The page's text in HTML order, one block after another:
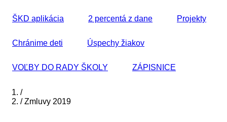
ŠKD aplikácia 2 percentá z dane Projekty
Chránime deti Úspechy žiakov
VOĽBY DO RADY ŠKOLY ZÁPISNICE
Breadcrumb
/Domov
/ Zmluvy 2019